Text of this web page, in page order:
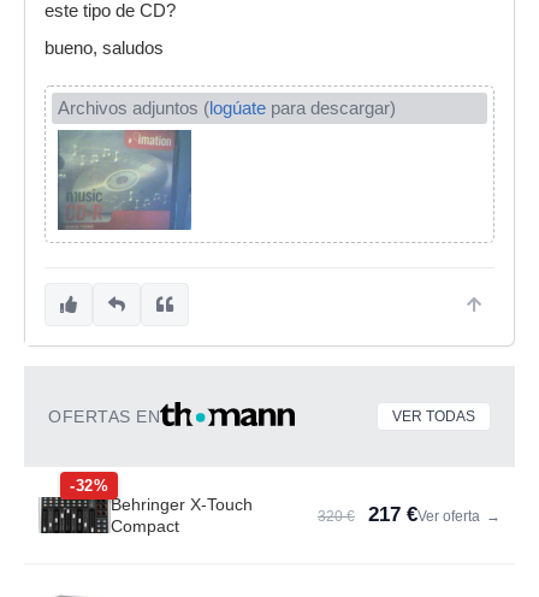
este tipo de CD?
bueno, saludos
Archivos adjuntos (logúate para descargar)
OFERTAS EN VER TODAS
-32%
Behringer X-Touch
Compact
320 € 217 €Ver oferta →